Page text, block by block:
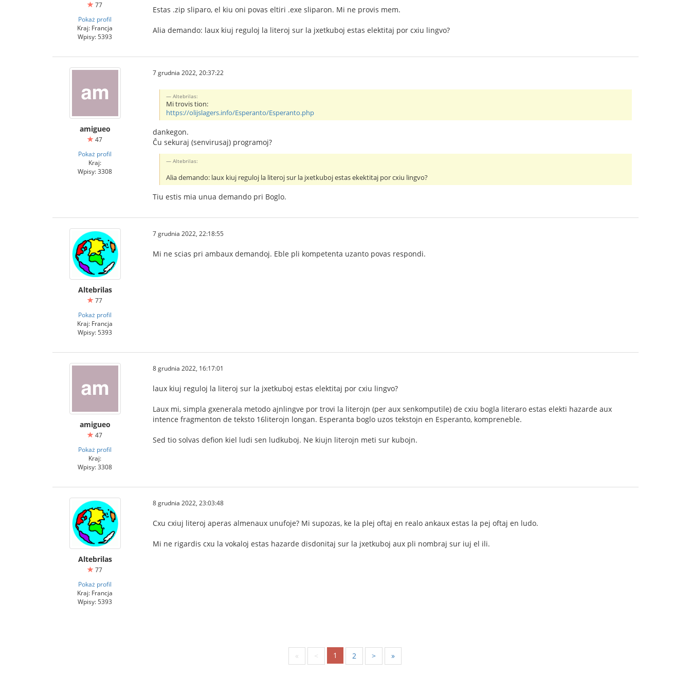
77
Pokaż profil
Kraj: Francja
Wpisy: 5393
Estas .zip sliparo, el kiu oni povas eltiri .exe sliparon. Mi ne provis mem.
Alia demando: laux kiuj reguloj la literoj sur la jxetkuboj estas elektitaj por cxiu lingvo?
amigueo
47
Pokaż profil
Kraj:
Wpisy: 3308
7 grudnia 2022, 20:37:22
Altebrilas:
Mi trovis tion:
https://olijslagers.info/Esperanto/Esperanto.php
dankegon.
Ĉu sekuraj (senvirusaj) programoj?
Altebrilas:
Alia demando: laux kiuj reguloj la literoj sur la jxetkuboj estas ekektitaj por cxiu lingvo?
Tiu estis mia unua demando pri Boglo.
Altebrilas
77
Pokaż profil
Kraj: Francja
Wpisy: 5393
7 grudnia 2022, 22:18:55
Mi ne scias pri ambaux demandoj. Eble pli kompetenta uzanto povas respondi.
amigueo
47
Pokaż profil
Kraj:
Wpisy: 3308
8 grudnia 2022, 16:17:01
laux kiuj reguloj la literoj sur la jxetkuboj estas elektitaj por cxiu lingvo?
Laux mi, simpla gxenerala metodo ajnlingve por trovi la literojn (per aux senkomputile) de cxiu bogla literaro estas elekti hazarde aux
intence fragmenton de teksto 16literojn longan. Esperanta boglo uzos tekstojn en Esperanto, kompreneble.
Sed tio solvas defion kiel ludi sen ludkuboj. Ne kiujn literojn meti sur kubojn.
Altebrilas
77
Pokaż profil
Kraj: Francja
Wpisy: 5393
8 grudnia 2022, 23:03:48
Cxu cxiuj literoj aperas almenaux unufoje? Mi supozas, ke la plej oftaj en realo ankaux estas la pej oftaj en ludo.
Mi ne rigardis cxu la vokaloj estas hazarde disdonitaj sur la jxetkuboj aux pli nombraj sur iuj el ili.
« < 1 2 > »